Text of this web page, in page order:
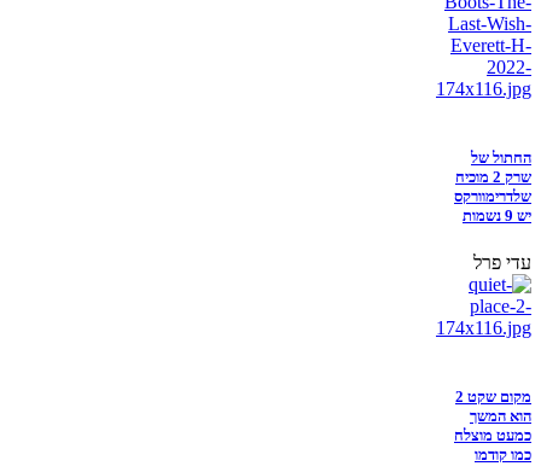
החתול של
שרק 2 מוכיח
שלדרימוורקס
יש 9 נשמות
עדי פרל
מקום שקט 2
הוא המשך
כמעט מוצלח
כמו קודמו